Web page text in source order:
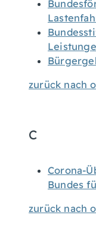
zurück nach
C
Corona-
Bundes
zurück nach